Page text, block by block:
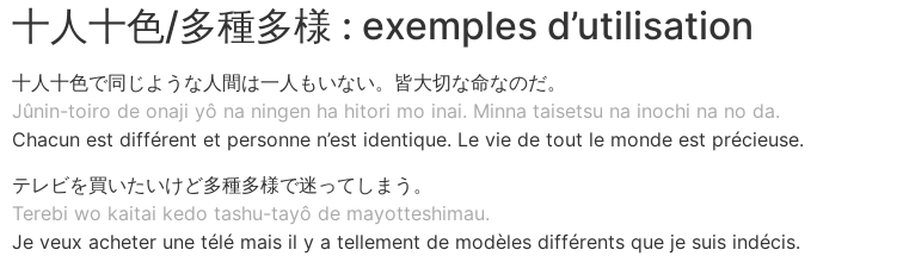
十人十色/多種多様 : exemples d’utilisation
十人十色で同じような人間は一人もいない。皆大切な命なのだ。
Jûnin-toiro de onaji yô na ningen ha hitori mo inai. Minna taisetsu na inochi na no da.
Chacun est différent et personne n’est identique. Le vie de tout le monde est précieuse.
テレビを買いたいけど多種多様で迷ってしまう。
Terebi wo kaitai kedo tashu-tayô de mayotteshimau.
Je veux acheter une télé mais il y a tellement de modèles différents que je suis indécis.